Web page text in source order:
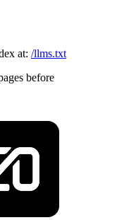
at: /llms.txt
before